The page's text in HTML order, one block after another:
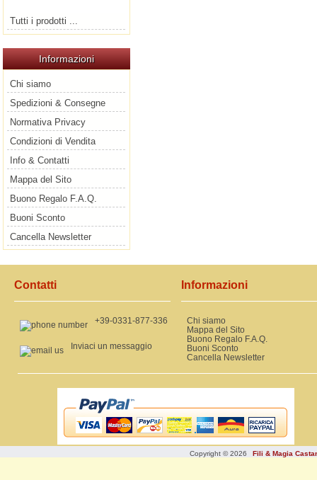
Tutti i prodotti ...
Informazioni
Chi siamo
Spedizioni & Consegne
Normativa Privacy
Condizioni di Vendita
Info & Contatti
Mappa del Sito
Buono Regalo F.A.Q.
Buoni Sconto
Cancella Newsletter
Contatti
+39-0331-877-336
Inviaci un messaggio
Informazioni
Chi siamo
Mappa del Sito
Buono Regalo F.A.Q.
Buoni Sconto
Cancella Newsletter
Copyright © 2026 Fili & Magia